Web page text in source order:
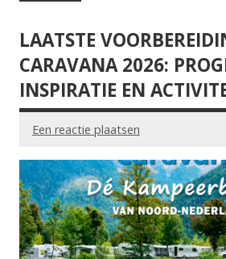
LAATSTE
CARAVANA 2026:
INSPIRATIE EN
Een reactie plaatsen